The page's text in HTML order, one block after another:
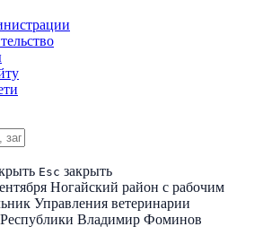
Esc закрыть
Ногайский район с рабочим
Управления ветеринарии
Республики Владимир Фоминов